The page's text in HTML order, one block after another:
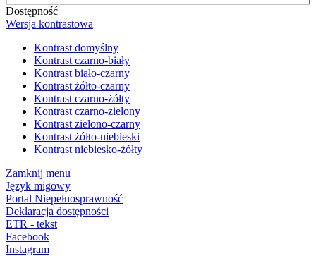
Dostępność
Wersja kontrastowa
Kontrast domyślny
Kontrast czarno-biały
Kontrast biało-czarny
Kontrast żółto-czarny
Kontrast czarno-żółty
Kontrast czarno-zielony
Kontrast zielono-czarny
Kontrast żółto-niebieski
Kontrast niebiesko-żółty
Zamknij menu
Język migowy
Portal Niepełnosprawność
Deklaracja dostępności
ETR - tekst
Facebook
Instagram